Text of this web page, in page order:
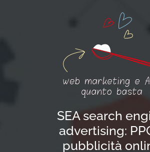
SEA search
advertising:
pubblicità